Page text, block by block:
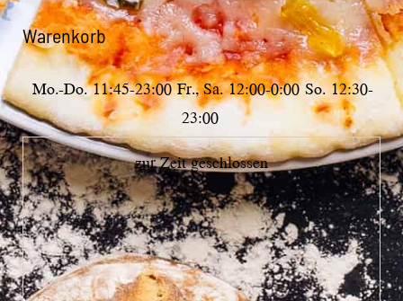
Warenkorb
Mo.-Do. 11:45-23:00 Fr., Sa. 12:00-0:00 So. 12:30-
23:00
zur Zeit geschlossen